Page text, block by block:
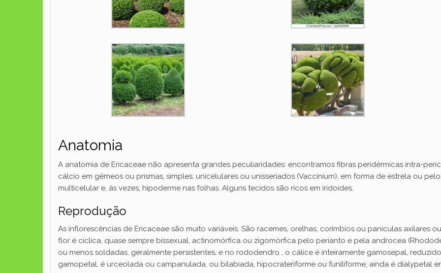
d
o
Anatomia
A anatomia de Ericaceae não apresenta grandes peculiaridades: encontramos fibras peridérmicas intra-
cálcio em gêmeos ou prismas, simples, unicelulares ou unisseriados (Vaccinium), em forma de estrela ou
multicelular e, às vezes, hipoderme nas folhas. Alguns tecidos são ricos em iridoides.
Reprodução
As inflorescências de Ericaceae são muito variáveis. São racemes, orelhas, corímbios ou panículas axilares
flor é cíclica, quase sempre bissexual, actinomórfica ou zigomórfica pelo perianto e pela androcea
ou menos soldadas, geralmente persistentes, e no rododendro , o cálice é inteiramente gamosepal,
gamopetal, é urceolada ou campanulada, ou bilabiada, hipocrateriforme ou funiliforme; ainda é dialypetal